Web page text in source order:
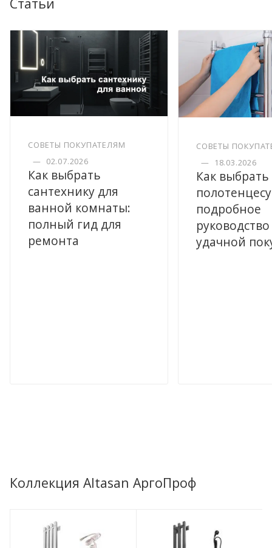
СОВЕТЫ ПОКУПАТЕЛЯМ
— 02.07.2026
Как выбрать
сантехнику для
ванной комнаты:
полный гид для
ремонта
СОВЕТЫ
—
18.03.2026
Как выбрать
подробное
удачной
Коллекция Altasan АргоПроф